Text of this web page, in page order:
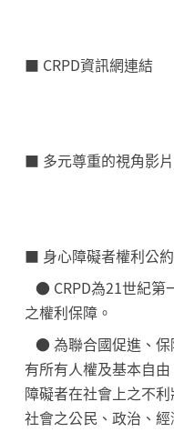
■ CRPD資訊網連結
■ 多元尊重的視角影
■ 身心障礙者權利公約
● CRPD為21世紀第
之權利保障。
● 為聯合國促進、保
有所有人權及基本自
障礙者在社會上之不
社會之公民、政治、